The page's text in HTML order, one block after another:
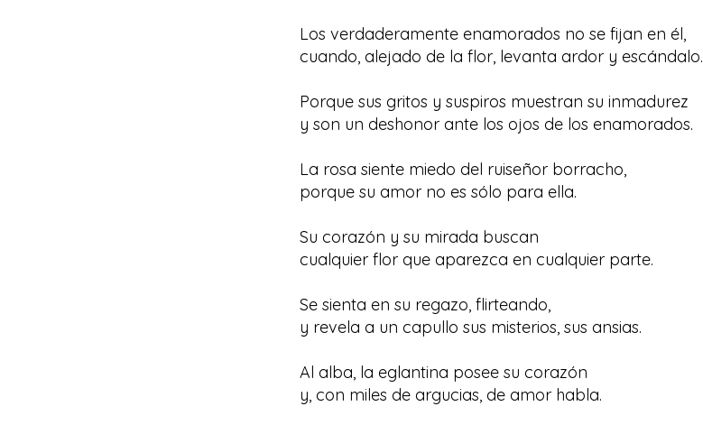
Los verdaderamente enamorados no se fijan en él,
cuando, alejado de la flor, levanta ardor y escándalo.
Porque sus gritos y suspiros muestran su inmadurez
y son un deshonor ante los ojos de los enamorados.
La rosa siente miedo del ruiseñor borracho,
porque su amor no es sólo para ella.
Su corazón y su mirada buscan
cualquier flor que aparezca en cualquier parte.
Se sienta en su regazo, flirteando,
y revela a un capullo sus misterios, sus ansias.
Al alba, la eglantina posee su corazón
y, con miles de argucias, de amor habla.